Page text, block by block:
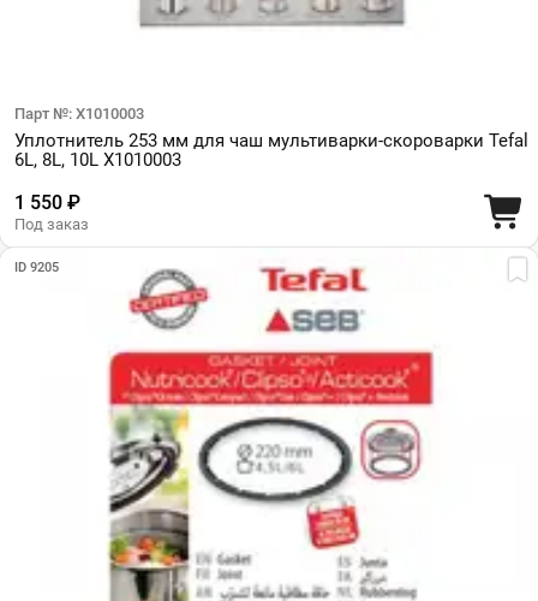
Парт №: X1010003
Уплотнитель 253 мм для чаш мультиварки-скороварки Tefal
6L, 8L, 10L X1010003
1 550 ₽
Под заказ
ID 9205